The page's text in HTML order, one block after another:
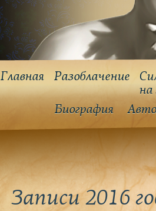
Главная Разоблачение
на
Биография
Записи 2016